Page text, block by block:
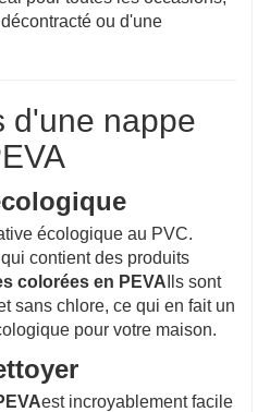
ou d'une
d'une nappe
écologique au PVC.
contient des produits
colorées en PEVA Ils sont
sans chlore, ce qui en fait un
pour votre maison.
est incroyablement facile